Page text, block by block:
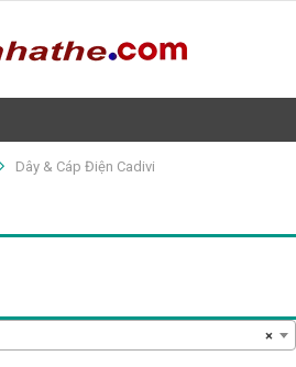
Dây & Cáp Điện Cadivi
×